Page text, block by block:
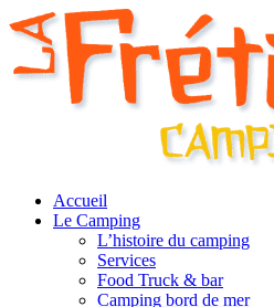
Accueil
Le Camping
L’histoire du camping
Services
Food Truck & bar
Camping bord de mer